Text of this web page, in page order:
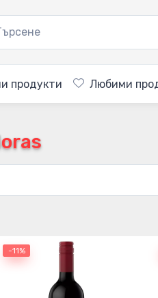
продукти Любими
-11%